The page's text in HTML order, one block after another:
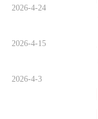
2026-4-24
2026-4-15
2026-4-3